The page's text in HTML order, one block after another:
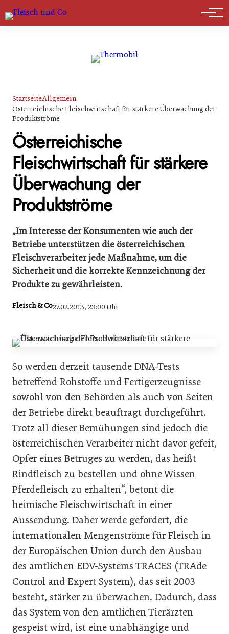
Marktführer
StartseiteAllgemein
Österreichische Fleischwirtschaft für stärkere Überwachung der
Produktströme
Österreichische
Fleischwirtschaft für stärkere
Überwachung der
Produktströme
„Im Interesse der Konsumenten wie auch der
Betriebe unterstützen die österreichischen
Fleischverarbeiter jede Maßnahme, um die
Sicherheit und die korrekte Kennzeichnung der
Produkte zu gewährleisten.
Fleisch & Co27.02.2013, 23:00 Uhr
So werden derzeit tausende DNA-Tests
betreffend Rohstoffe und Fertigerzeugnisse
sowohl von den Behörden als auch von Seiten
der Betriebe direkt beauftragt durchgeführt.
Trotz all dieser Bemühungen sind jedoch die
österreichischen Verarbeiter nicht davor gefeit,
Opfer eines Betruges zu werden, das heißt
Rindfleisch zu bestellen und ohne Wissen
Pferdefleisch zu erhalten“, betont die
heimische Fleischwirtschaft in einer
Aussendung. Daher werde gefordert, die
internationalen Mengenströme für Fleisch in
der Europäischen Union durch den Ausbau
des amtlichen EDV-Systems TRACES (TRAde
Control and Expert System), das seit 2003
besteht, stärker zu überwachen. Dadurch, dass
das System von den amtlichen Tierärzten
gespeist wird, ist eine unabhängige und